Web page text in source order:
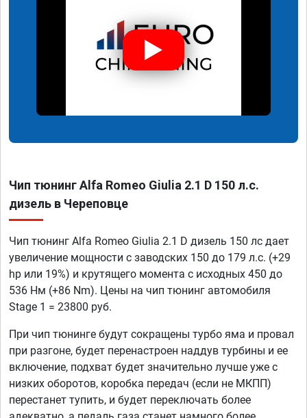
Чип тюнинг Alfa Romeo Giulia 2.1 D 150 л.с.
дизель в Череповце
Чип тюнинг Alfa Romeo Giulia 2.1 D дизель 150 лс дает
увеличение мощности с заводских 150 до 179 л.с. (+29
hp или 19%) и крутящего момента с исходных 450 до
536 Нм (+86 Nm). Цены на чип тюнинг автомобиля
Stage 1 = 23800 руб.
При чип тюнинге будут сокращены турбо яма и провал
при разгоне, будет перенастроен наддув турбины и ее
включение, подхват будет значительно лучше уже с
низких оборотов, коробка передач (если не МКПП)
перестанет тупить, и будет переключать более